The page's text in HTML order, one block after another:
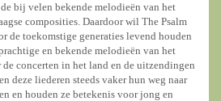
bij velen bekende melodieën van het
composities. Daardoor wil The Psalm
de toekomstige generaties levend houden
en bekende melodieën van het
de concerten in het land en de uitzendingen
deze liederen steeds vaker hun weg naar
en houden ze betekenis voor jong en